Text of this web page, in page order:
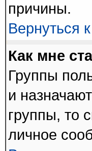
причины.
Вернуться
Как мне
Группы
и
группы, то
личное